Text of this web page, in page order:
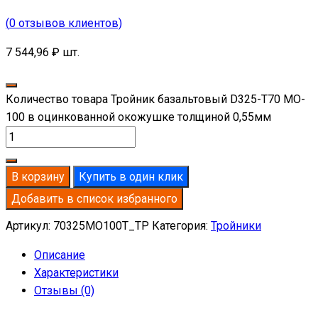
(0 отзывов клиентов)
7 544,96 ₽ шт.
Количество товара Тройник базальтовый D325-T70 MO-
100 в оцинкованной окожушке толщиной 0,55мм
В корзину
Купить в один клик
Добавить в список избранного
Артикул: 70325MO100T_TP Категория: Тройники
Описание
Характеристики
Отзывы (0)